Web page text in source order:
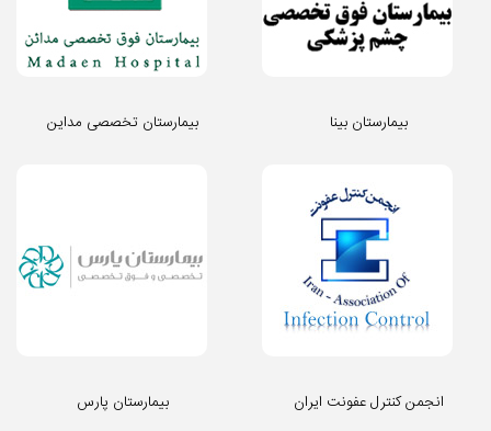
بیمارستان تخصصی مداین بیمارستان بینا
بیمارستان پارس انجمن کنترل عفونت ایران